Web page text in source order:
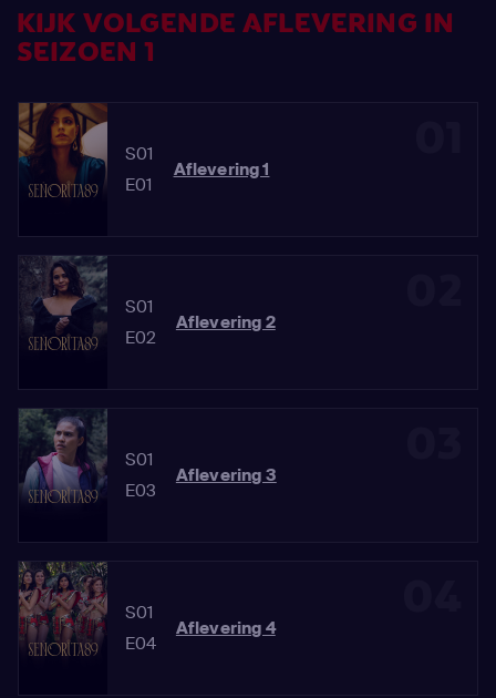
KIJK VOLGENDE AFLEVERING IN
SEIZOEN 1
S01
E01
Aflevering 1
S01
E02
Aflevering 2
S01
E03
Aflevering 3
S01
E04
Aflevering 4